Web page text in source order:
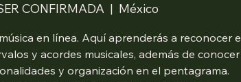
CONFIRMADA
  |
México
en línea. Aquí aprenderás a reconocer e
y acordes musicales, además de conocer
y organización en el pentagrama.